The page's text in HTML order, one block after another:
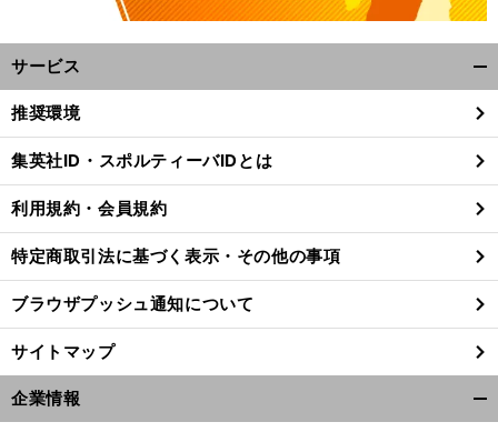
サービス
閉
る
推奨環境
集英社ID・スポルティーバIDとは
利用規約・会員規約
特定商取引法に基づく表示・その他の事項
ブラウザプッシュ通知について
サイトマップ
企業情報